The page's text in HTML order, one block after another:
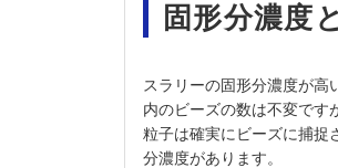
固形分濃度
スラリーの固形分濃度が高
内のビーズの数は不変です
粒子は確実にビーズに捕捉
分濃度があります。